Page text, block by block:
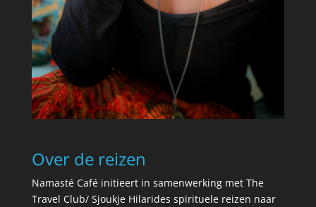
Over de reizen
Namasté Café initieert in samenwerking met The
Travel Club/ Sjoukje Hilarides spirituele reizen naar